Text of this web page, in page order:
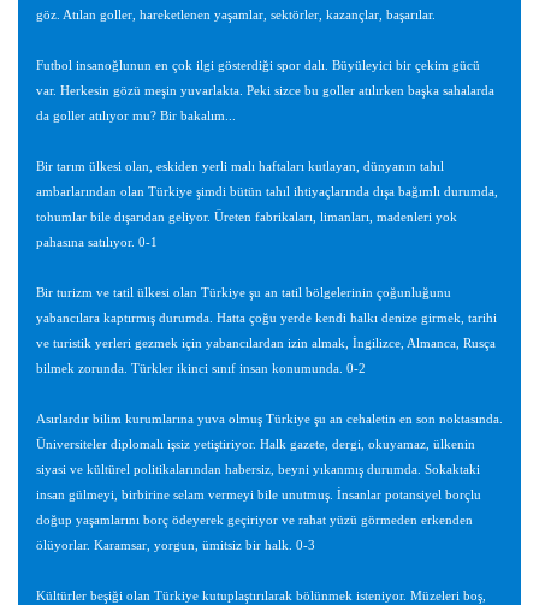
göz. Atılan goller, hareketlenen yaşamlar, sektörler, kazançlar, başarılar.
Futbol insanoğlunun en çok ilgi gösterdiği spor dalı. Büyüleyici bir çekim gücü
var. Herkesin gözü meşin yuvarlakta. Peki sizce bu goller atılırken başka sahalarda
da goller atılıyor mu? Bir bakalım...
Bir tarım ülkesi olan, eskiden yerli malı haftaları kutlayan, dünyanın tahıl
ambarlarından olan Türkiye şimdi bütün tahıl ihtiyaçlarında dışa bağımlı durumda,
tohumlar bile dışarıdan geliyor. Üreten fabrikaları, limanları, madenleri yok
pahasına satılıyor. 0-1
Bir turizm ve tatil ülkesi olan Türkiye şu an tatil bölgelerinin çoğunluğunu
yabancılara kaptırmış durumda. Hatta çoğu yerde kendi halkı denize girmek, tarihi
ve turistik yerleri gezmek için yabancılardan izin almak, İngilizce, Almanca, Rusça
bilmek zorunda. Türkler ikinci sınıf insan konumunda. 0-2
Asırlardır bilim kurumlarına yuva olmuş Türkiye şu an cehaletin en son noktasında.
Üniversiteler diplomalı işsiz yetiştiriyor. Halk gazete, dergi, okuyamaz, ülkenin
siyasi ve kültürel politikalarından habersiz, beyni yıkanmış durumda. Sokaktaki
insan gülmeyi, birbirine selam vermeyi bile unutmuş. İnsanlar potansiyel borçlu
doğup yaşamlarını borç ödeyerek geçiriyor ve rahat yüzü görmeden erkenden
ölüyorlar. Karamsar, yorgun, ümitsiz bir halk. 0-3
Kültürler beşiği olan Türkiye kutuplaştırılarak bölünmek isteniyor. Müzeleri boş,